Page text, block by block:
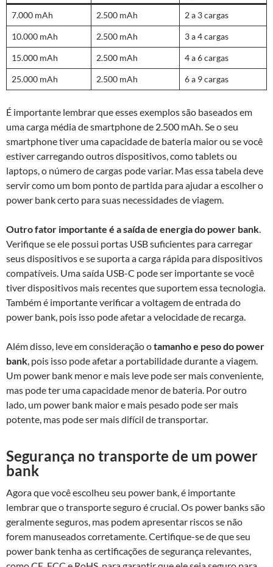
7.000 mAh 2.500 mAh 2 a 3 cargas
10.000 mAh 2.500 mAh 3 a 4 cargas
15.000 mAh 2.500 mAh 4 a 6 cargas
25.000 mAh 2.500 mAh 6 a 9 cargas
É importante lembrar que esses exemplos são baseados em
uma carga média de smartphone de 2.500 mAh. Se o seu
smartphone tiver uma capacidade de bateria maior ou se você
estiver carregando outros dispositivos, como tablets ou
laptops, o número de cargas pode variar. Mas essa tabela deve
servir como um bom ponto de partida para ajudar a escolher o
power bank certo para suas necessidades de viagem.
Outro fator importante é a saída de energia do power bank
Verifique se ele possui portas USB suficientes para carregar
seus dispositivos e se suporta a carga rápida para dispositivos
compatíveis. Uma saída USB-C pode ser importante se você
tiver dispositivos mais recentes que suportem essa tecnologia.
Também é importante verificar a voltagem de entrada do
power bank, pois isso pode afetar a velocidade de recarga.
Além disso, leve em consideração otamanho e peso do power
bank , pois isso pode afetar a portabilidade durante a viagem.
Um power bank menor e mais leve pode ser mais conveniente,
mas pode ter uma capacidade menor de bateria. Por outro
lado, um power bank maior e mais pesado pode ser mais
potente, mas pode ser mais difícil de transportar.
Segurança no transporte de um power
bank
Agora que você escolheu seu power bank, é importante
lembrar que o transporte seguro é crucial. Os power banks são
geralmente seguros, mas podem apresentar riscos se não
forem manuseados corretamente. Certifique-se de que seu
power bank tenha as certificações de segurança relevantes,